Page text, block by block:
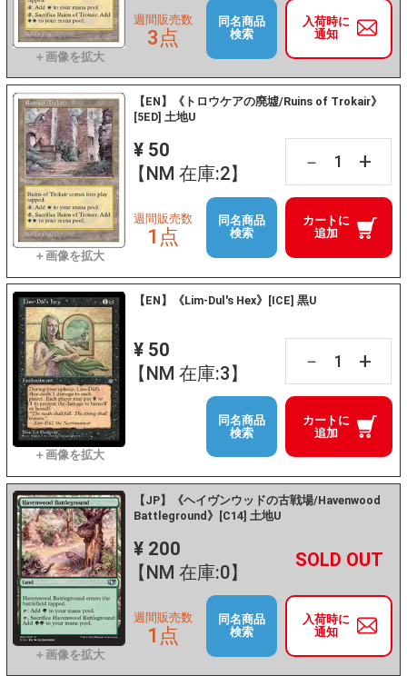
入荷時に
通知
週間販売数
3点
同名商品
検索
【EN】《トロウケアの廃墟/Ruins of Trokair》
[5ED] 土地U
¥ 50
【NM 在庫:2】
－ +
カートに
追加
週間販売数
1点
同名商品
検索
【EN】《Lim-Dul's Hex》[ICE] 黒U
¥ 50
【NM 在庫:3】
－ +
カートに
追加
同名商品
検索
【JP】《ヘイヴンウッドの古戦場/Havenwood
Battleground》[C14] 土地U
¥ 200
【NM 在庫:0】
－ +
入荷時に
通知
週間販売数
1点
同名商品
検索